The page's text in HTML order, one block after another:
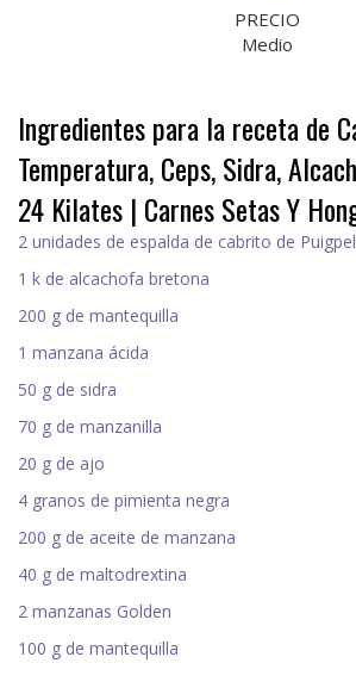
PRECIO
Medio
Ingredientes para la receta de
Temperatura, Ceps, Sidra,
24 Kilates | Carnes Setas Y
2 unidades de espalda de cabrito de
1 k de alcachofa bretona
200 g de mantequilla
1 manzana ácida
50 g de sidra
70 g de manzanilla
20 g de ajo
4 granos de pimienta negra
200 g de aceite de manzana
40 g de maltodrextina
2 manzanas Golden
100 g de mantequilla